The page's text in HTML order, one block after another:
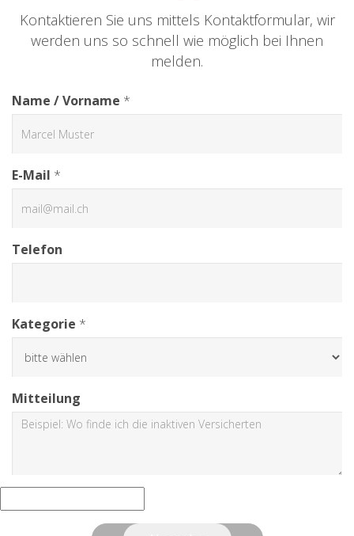
Kontaktieren Sie uns mittels Kontaktformular, wir
werden uns so schnell wie möglich bei Ihnen
melden.
Name / Vorname *
E-Mail *
Telefon
Kategorie *
Mitteilung